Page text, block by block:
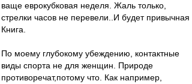
ваще еврокубковая неделя. Жаль только,
стрелки часов не перевели..И будет привычная
Книга.
По моему глубокому убеждению, контактные
виды спорта не для женщин. Природе
противоречат,потому что. Как например,